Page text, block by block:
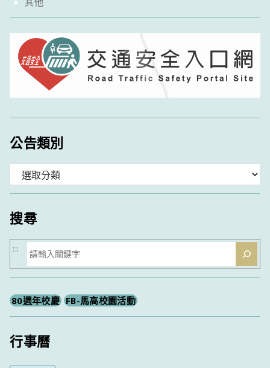
公告類別
類
搜尋
搜
尋
:::
80週年校慶 FB-馬高校園活動
行事曆